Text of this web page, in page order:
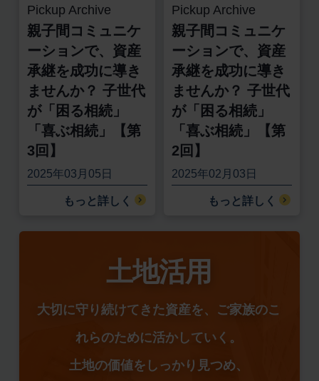
Pickup Archive
親子間コミュニケ
ーションで、資産
承継を成功に導き
ませんか？ 子世代
が「困る相続」
「喜ぶ相続」【第
3回】
2025年03月05日
もっと詳しく
Pickup Archive
親子間コミュニケ
ーションで、資産
承継を成功に導き
ませんか？ 子世代
が「困る相続」
「喜ぶ相続」【第
2回】
2025年02月03日
もっと詳しく
土地活用
大切に守り続けてきた資産を、ご家族のこ
れらのために活かしていく。
土地の価値をしっかり見つめ、